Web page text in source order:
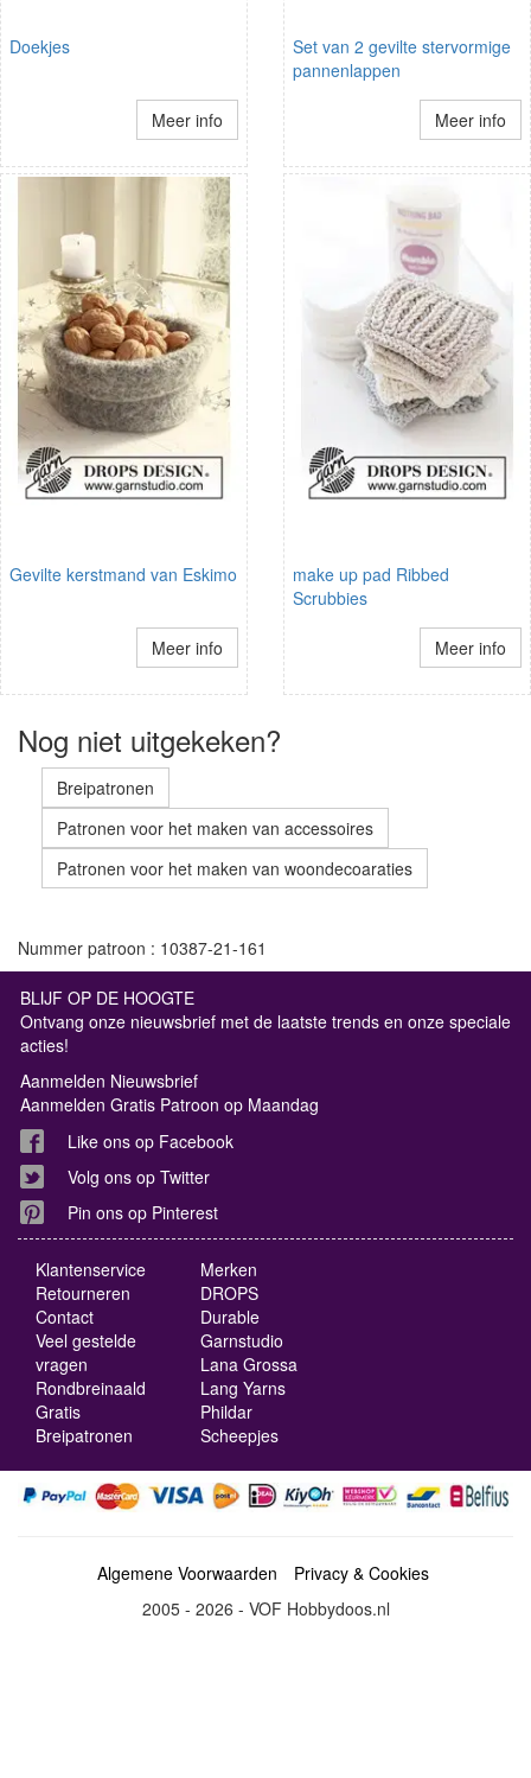
Doekjes
Meer info
Set van 2 gevilte stervormige
pannenlappen
Meer info
Gevilte kerstmand van Eskimo
Meer info
make up pad Ribbed
Scrubbies
Meer info
Nog niet uitgekeken?
Breipatronen
Patronen voor het maken van accessoires
Patronen voor het maken van woondecoaraties
Nummer patroon : 10387-21-161
BLIJF OP DE HOOGTE
Ontvang onze nieuwsbrief met de laatste trends en onze speciale
acties!
Aanmelden Nieuwsbrief
Aanmelden Gratis Patroon op Maandag
Like ons op Facebook
Volg ons op Twitter
Pin ons op Pinterest
Klantenservice
Retourneren
Contact
Veel gestelde
vragen
Rondbreinaald
Gratis
Breipatronen
Merken
DROPS
Durable
Garnstudio
Lana Grossa
Lang Yarns
Phildar
Scheepjes
Algemene Voorwaarden
Privacy & Cookies
2005 - 2026 - VOF Hobbydoos.nl